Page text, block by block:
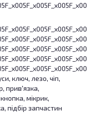
ключ, лезо, чіп,
прив'язка,
мікрик,
підбір запчастин